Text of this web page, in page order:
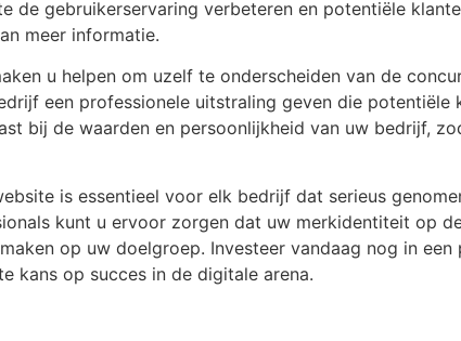
de gebruikerservaring verbeteren en potentiële
meer informatie.
u helpen om uzelf te onderscheiden van de
een professionele uitstraling geven die potentiële
bij de waarden en persoonlijkheid van uw bedrijf,
is essentieel voor elk bedrijf dat serieus
kunt u ervoor zorgen dat uw merkidentiteit op
op uw doelgroep. Investeer vandaag nog in
kans op succes in de digitale arena.